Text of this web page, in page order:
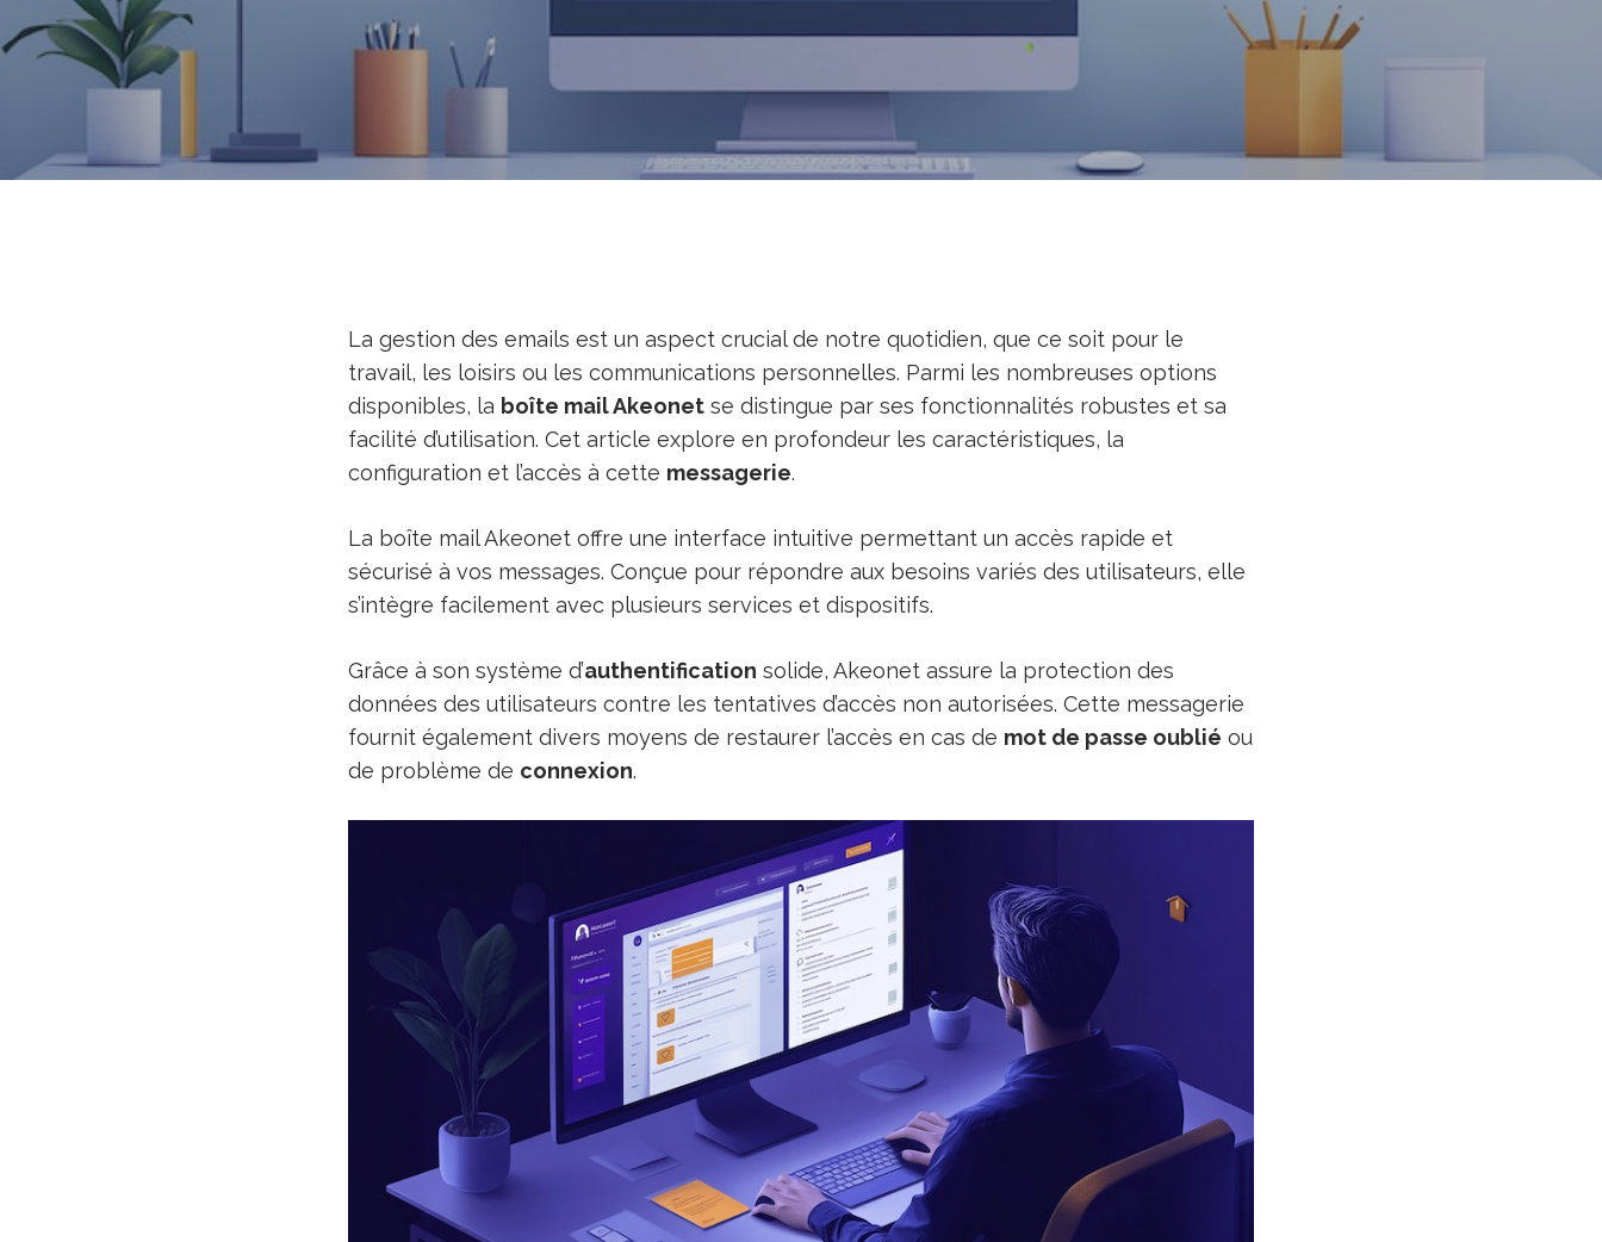
La gestion des emails est un aspect crucial de notre quotidien, que ce soit pour le
travail, les loisirs ou les communications personnelles. Parmi les nombreuses options
disponibles, la boîte mail Akeonet se distingue par ses fonctionnalités robustes et sa
facilité d’utilisation. Cet article explore en profondeur les caractéristiques, la
configuration et l’accès à cette messagerie.
La boîte mail Akeonet offre une interface intuitive permettant un accès rapide et
sécurisé à vos messages. Conçue pour répondre aux besoins variés des utilisateurs, elle
s’intègre facilement avec plusieurs services et dispositifs.
Grâce à son système d’authentification solide, Akeonet assure la protection des
données des utilisateurs contre les tentatives d’accès non autorisées. Cette messagerie
fournit également divers moyens de restaurer l’accès en cas de mot de passe oublié ou
de problème de connexion.